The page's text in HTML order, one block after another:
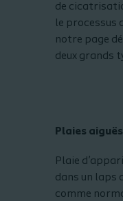
de
le processus
notre page
deux grands
Plaies aiguës
Plaie
dans un laps
comme